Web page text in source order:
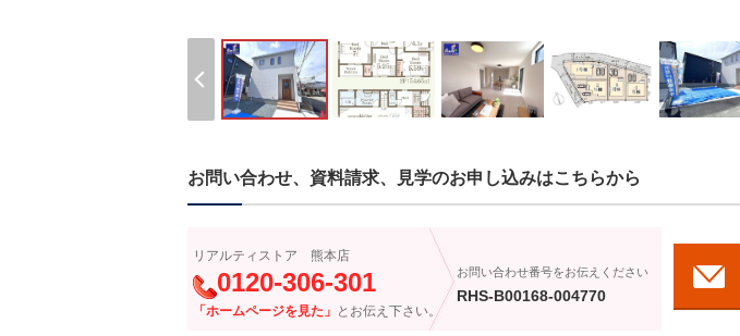
お問い合わせ、資料請求、見学のお申し込みはこちらから
リアルティストア 熊本店
0120-306-301
「ホームページを見た」 とお伝え下さい。
お問い合わせ番号をお伝えください
RHS-B00168-004770